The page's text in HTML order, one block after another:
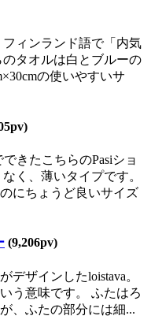
ィンランド語で「内気
タオルは白とブルーの
の使いやすいサ
きたこちらのPasiショ
く、薄いタイプです。
にちょうど良いサイズ
(9,206pv)
デザインしたloistava。
う意味です。 ふたはろ
、ふたの部分には細...